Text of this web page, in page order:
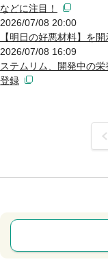
などに注目！
2026/07/08 20:00
【明日の好悪材料】を
2026/07/08 16:09
ステムリム、開発中の
登録
前